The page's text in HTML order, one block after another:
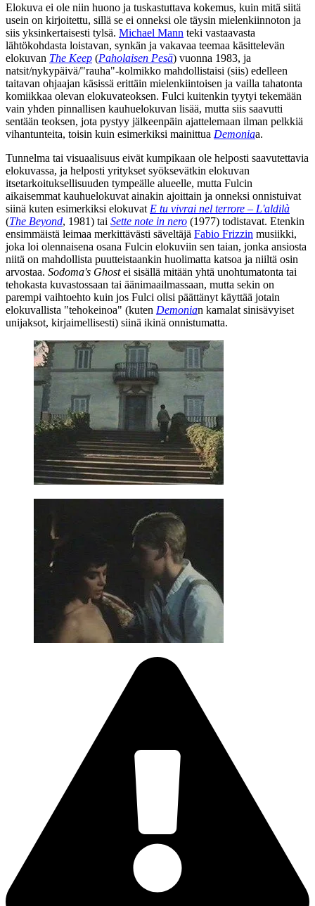
Elokuva ei ole niin huono ja tuskastuttava kokemus, kuin mitä siitä
usein on kirjoitettu, sillä se ei onneksi ole täysin mielenkiinnoton ja
siis yksinkertaisesti tylsä. Michael Mann teki vastaavasta
lähtökohdasta loistavan, synkän ja vakavaa teemaa käsittelevän
elokuvan The Keep (Paholaisen Pesä) vuonna 1983, ja
natsit/nykypäivä/"rauha"-kolmikko mahdollistaisi (siis) edelleen
taitavan ohjaajan käsissä erittäin mielenkiintoisen ja vailla tahatonta
komiikkaa olevan elokuvateoksen. Fulci kuitenkin tyytyi tekemään
vain yhden pinnallisen kauhuelokuvan lisää, mutta siis saavutti
sentään teoksen, jota pystyy jälkeenpäin ajattelemaan ilman pelkkiä
vihantunteita, toisin kuin esimerkiksi mainittua Demoniaa.
Tunnelma tai visuaalisuus eivät kumpikaan ole helposti saavutettavia
elokuvassa, ja helposti yritykset syöksevätkin elokuvan
itsetarkoituksellisuuden tympeälle alueelle, mutta Fulcin
aikaisemmat kauhuelokuvat ainakin ajoittain ja onneksi onnistuivat
siinä kuten esimerkiksi elokuvat E tu vivrai nel terrore – L'aldilà
(The Beyond, 1981) tai Sette note in nero (1977) todistavat. Etenkin
ensimmäistä leimaa merkittävästi säveltäjä Fabio Frizzin musiikki,
joka loi olennaisena osana Fulcin elokuviin sen taian, jonka ansiosta
niitä on mahdollista puutteistaankin huolimatta katsoa ja niiltä osin
arvostaa. Sodoma's Ghostei sisällä mitään yhtä unohtumatonta tai
tehokasta kuvastossaan tai äänimaailmassaan, mutta sekin on
parempi vaihtoehto kuin jos Fulci olisi päättänyt käyttää jotain
elokuvallista "tehokeinoa" (kuten Demonian kamalat sinisävyiset
unijaksot, kirjaimellisesti) siinä ikinä onnistumatta.